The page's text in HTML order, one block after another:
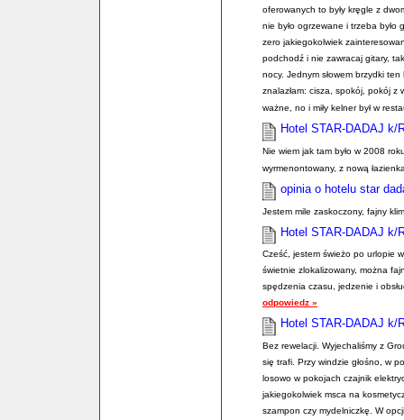
oferowanych to były kręgle z
nie było ogrzewane i trzeba było
zero jakiegokolwiek
podchodź i nie zawracaj gitary,
nocy. Jednym słowem brzydki
znalazłam: cisza, spokój, pokój
ważne, no i miły kelner był w
Hotel STAR-DADAJ k/
Nie wiem jak tam było w 2008
wyrmenontowany, z nową
opinia o hotelu star
Jestem mile zaskoczony, fajny
Hotel STAR-DADAJ k/
Cześć, jestem świeżo po urlopie
świetnie zlokalizowany, można
spędzenia czasu, jedzenie i
odpowiedz »
Hotel STAR-DADAJ k/
Bez rewelacji. Wyjechaliśmy z
się trafi. Przy windzie głośno, w
losowo w pokojach czajnik
jakiegokolwiek msca na
szampon czy mydelniczkę. W